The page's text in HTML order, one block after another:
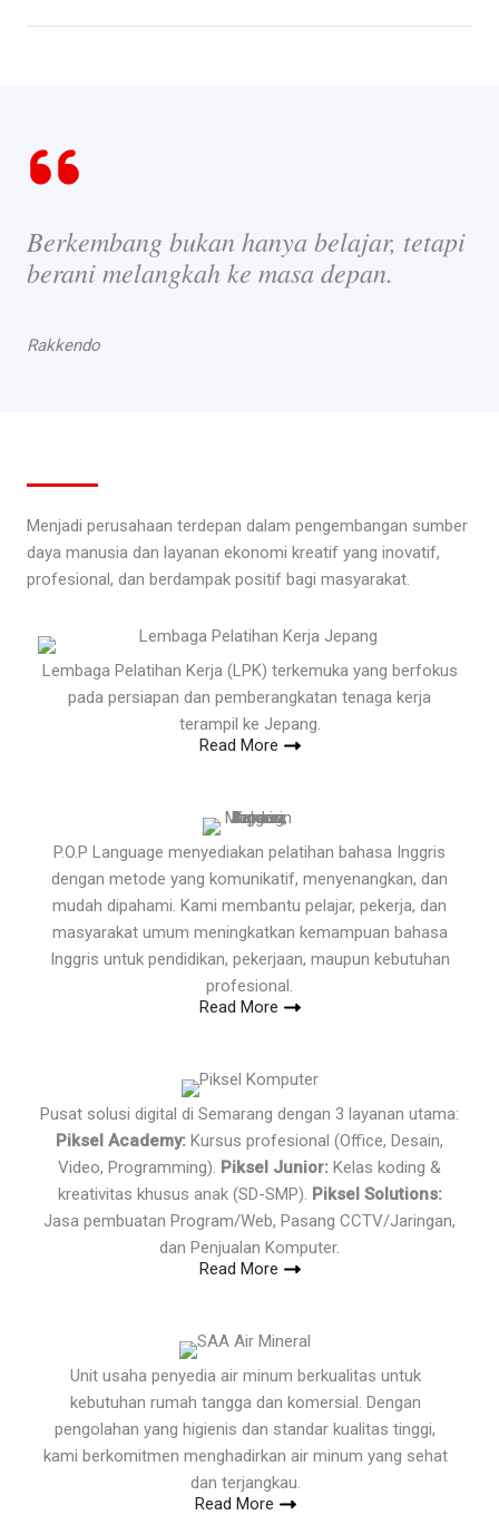
Berkembang bukan hanya belajar, tetapi
berani melangkah ke masa depan.
Rakkendo
Menjadi perusahaan terdepan dalam pengembangan sumber
daya manusia dan layanan ekonomi kreatif yang inovatif,
profesional, dan berdampak positif bagi masyarakat.
Lembaga Pelatihan Kerja (LPK) terkemuka yang berfokus
pada persiapan dan pemberangkatan tenaga kerja
terampil ke Jepang.
Read More
P.O.P Language menyediakan pelatihan bahasa Inggris
dengan metode yang komunikatif, menyenangkan, dan
mudah dipahami. Kami membantu pelajar, pekerja, dan
masyarakat umum meningkatkan kemampuan bahasa
Inggris untuk pendidikan, pekerjaan, maupun kebutuhan
profesional.
Read More
Pusat solusi digital di Semarang dengan 3 layanan utama:
Piksel Academy: Kursus profesional (Office, Desain,
Video, Programming). Piksel Junior: Kelas koding &
kreativitas khusus anak (SD-SMP). Piksel Solutions:
Jasa pembuatan Program/Web, Pasang CCTV/Jaringan,
dan Penjualan Komputer.
Read More
Unit usaha penyedia air minum berkualitas untuk
kebutuhan rumah tangga dan komersial. Dengan
pengolahan yang higienis dan standar kualitas tinggi,
kami berkomitmen menghadirkan air minum yang sehat
dan terjangkau.
Read More